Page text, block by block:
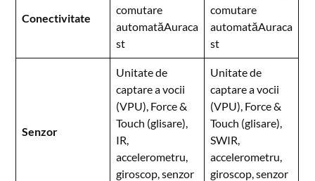
Conectivitate
comutare
automatăAuraca
st
comutare
automatăAuraca
st
Senzor
Unitate de
captare a vocii
(VPU), Force &
Touch (glisare),
IR,
accelerometru,
giroscop, senzor
Unitate de
captare a vocii
(VPU), Force &
Touch (glisare),
SWIR,
accelerometru,
giroscop, senzor